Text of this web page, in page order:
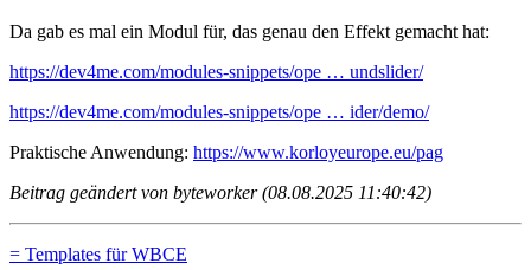
Da gab es mal ein Modul für, das genau den Effekt gemacht hat:
https://dev4me.com/modules-snippets/ope … undslider/
https://dev4me.com/modules-snippets/ope … ider/demo/
Praktische Anwendung: https://www.korloyeurope.eu/pag
Beitrag geändert von byteworker (08.08.2025 11:40:42)
= Templates für WBCE